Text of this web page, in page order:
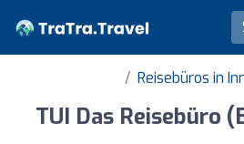
Reisebüros in
TUI Das Reisebüro